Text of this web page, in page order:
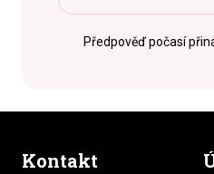
Předpověď počasí
Kontakt